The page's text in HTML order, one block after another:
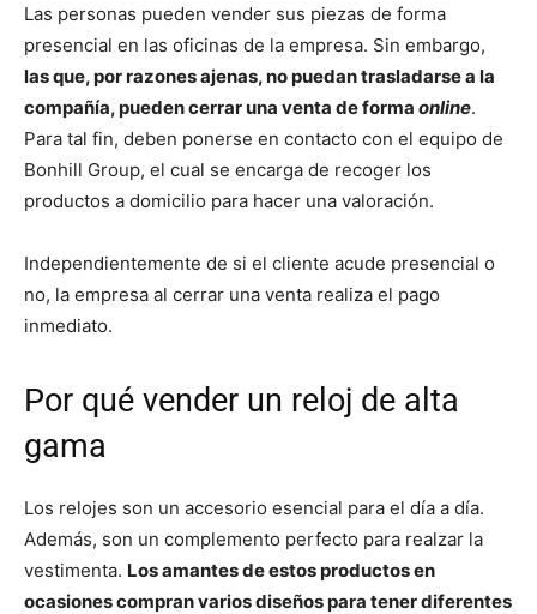
Las personas pueden vender sus piezas de forma
presencial en las oficinas de la empresa. Sin embargo,
las que, por razones ajenas, no puedan trasladarse a la
compañía, pueden cerrar una venta de forma online.
Para tal fin, deben ponerse en contacto con el equipo de
Bonhill Group, el cual se encarga de recoger los
productos a domicilio para hacer una valoración.
Independientemente de si el cliente acude presencial o
no, la empresa al cerrar una venta realiza el pago
inmediato.
Por qué vender un reloj de alta
gama
Los relojes son un accesorio esencial para el día a día.
Además, son un complemento perfecto para realzar la
vestimenta. Los amantes de estos productos en
ocasiones compran varios diseños para tener diferentes